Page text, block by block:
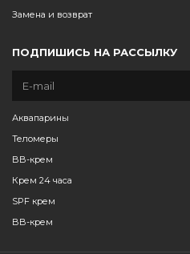
Замена и возврат
ПОДПИШИСЬ НА РАССЫЛКУ
Аквапарины
Теломеры
BB-крем
Крем 24 часа
SPF крем
BB-крем